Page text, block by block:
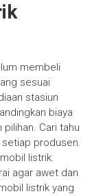
membeli
sesuai
stasiun
biaya
Cari tahu
produsen.
listrik.
agar awet dan
listrik yang